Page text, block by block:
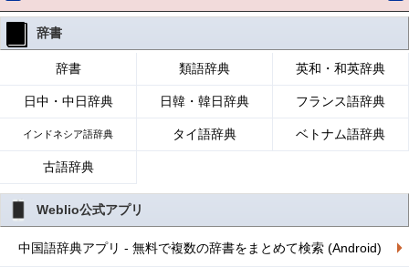
辞書
辞書 類語辞典 英和・和英辞典
日中・中日辞典 日韓・韓日辞典 フランス語辞典
インドネシア語辞典 タイ語辞典 ベトナム語辞典
古語辞典
Weblio公式アプリ
中国語辞典アプリ - 無料で複数の辞書をまとめて検索 (Android)